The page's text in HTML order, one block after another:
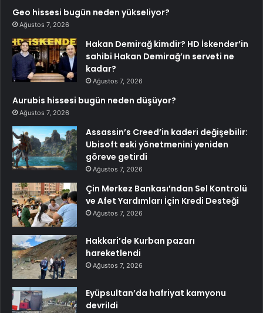
Geo hissesi bugün neden yükseliyor?
Ağustos 7, 2026
Hakan Demirağ kimdir? HD İskender’in
sahibi Hakan Demirağ’ın serveti ne
kadar?
Ağustos 7, 2026
Aurubis hissesi bugün neden düşüyor?
Ağustos 7, 2026
Assassin’s Creed’in kaderi değişebilir:
Ubisoft eski yönetmenini yeniden
göreve getirdi
Ağustos 7, 2026
Çin Merkez Bankası’ndan Sel Kontrolü
ve Afet Yardımları İçin Kredi Desteği
Ağustos 7, 2026
Hakkari’de Kurban pazarı
hareketlendi
Ağustos 7, 2026
Eyüpsultan’da hafriyat kamyonu
devrildi